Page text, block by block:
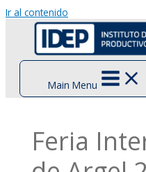
Ir al contenido
Main Menu
Feria